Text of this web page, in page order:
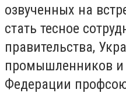
озвученных на
стать тесное
правительства,
промышленников и
Федерации